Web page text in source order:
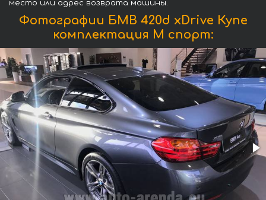
место или адрес возврата машины.
Фотографии БМВ 420d xDrive Купе
комплектация М спорт: